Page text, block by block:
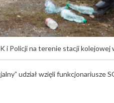
i Policji na terenie stacji kolejowej
udział wzięli funkcjonariusze